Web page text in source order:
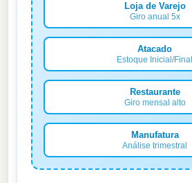
Loja de Varejo
Giro anual 5x
Atacado
Estoque Inicial/Final
Restaurante
Giro mensal alto
Manufatura
Análise trimestral